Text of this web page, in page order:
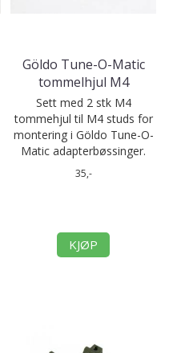
Göldo Tune-O-Matic
tommelhjul M4
Sett med 2 stk M4
tommehjul til M4 studs for
montering i Göldo Tune-O-
Matic adapterbøssinger.
35,-
KJØP